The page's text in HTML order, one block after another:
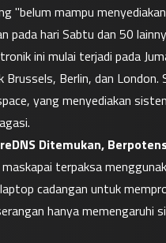
"belum mampu
pada hari Sabtu dan 50
ini mulai terjadi pada
Berlin, dan
yang menyediakan
Ditemukan,
terpaksa
cadangan untuk
hanya memengaruhi